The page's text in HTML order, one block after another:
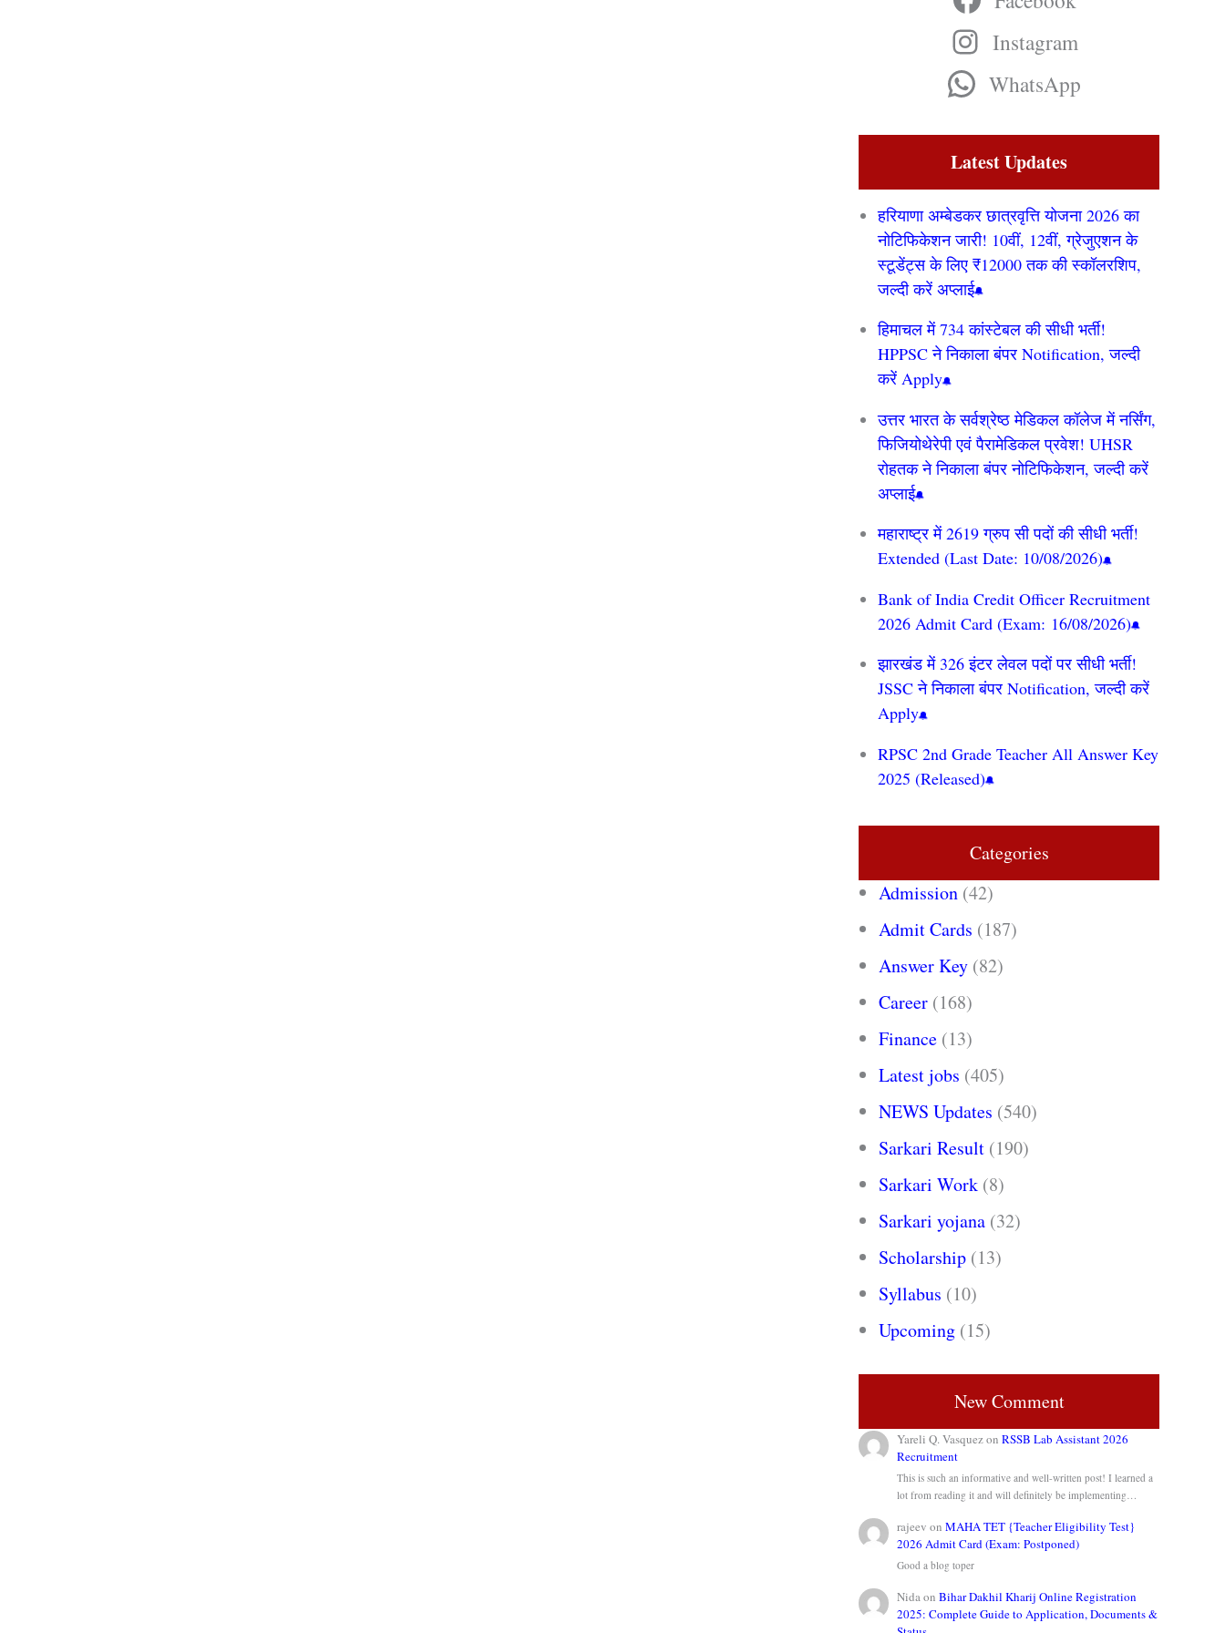
Instagram
WhatsApp
Latest Updates
हरियाणा अम्बेडकर छात्रवृत्ति योजना 2026 का
नोटिफिकेशन जारी! 10वीं, 12वीं, ग्रेजुएशन के
स्टूडेंट्स के लिए ₹12000 तक की स्कॉलरशिप,
जल्दी करें अप्लाई
हिमाचल में 734 कांस्टेबल की सीधी भर्ती!
HPPSC ने निकाला बंपर Notification, जल्दी
करें Apply
उत्तर भारत के सर्वश्रेष्ठ मेडिकल कॉलेज में नर्सिंग,
फिजियोथेरेपी एवं पैरामेडिकल प्रवेश! UHSR
रोहतक ने निकाला बंपर नोटिफिकेशन, जल्दी करें
अप्लाई
महाराष्ट्र में 2619 ग्रुप सी पदों की सीधी भर्ती!
Extended (Last Date: 10/08/2026)
Bank of India Credit Officer Recruitment
2026 Admit Card (Exam: 16/08/2026)
झारखंड में 326 इंटर लेवल पदों पर सीधी भर्ती!
JSSC ने निकाला बंपर Notification, जल्दी करें
Apply
RPSC 2nd Grade Teacher All Answer Key
2025 (Released)
Categories
Admission (42)
Admit Cards (187)
Answer Key (82)
Career (168)
Finance (13)
Latest jobs (405)
NEWS Updates (540)
Sarkari Result (190)
Sarkari Work (8)
Sarkari yojana (32)
Scholarship (13)
Syllabus (10)
Upcoming (15)
New Comment
Yareli Q. VasquezonRSSB Lab Assistant 2026
Recruitment
This is such an informative and well-written post! I learned a
lot from reading it and will definitely be implementing…
rajeev onMAHA TET {Teacher Eligibility Test}
2026 Admit Card (Exam: Postponed)
Good a blog toper
NidaonBihar Dakhil Kharij Online Registration
2025: Complete Guide to Application, Documents &